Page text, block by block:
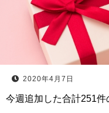
2020年4月7日
今週追加した合計251件